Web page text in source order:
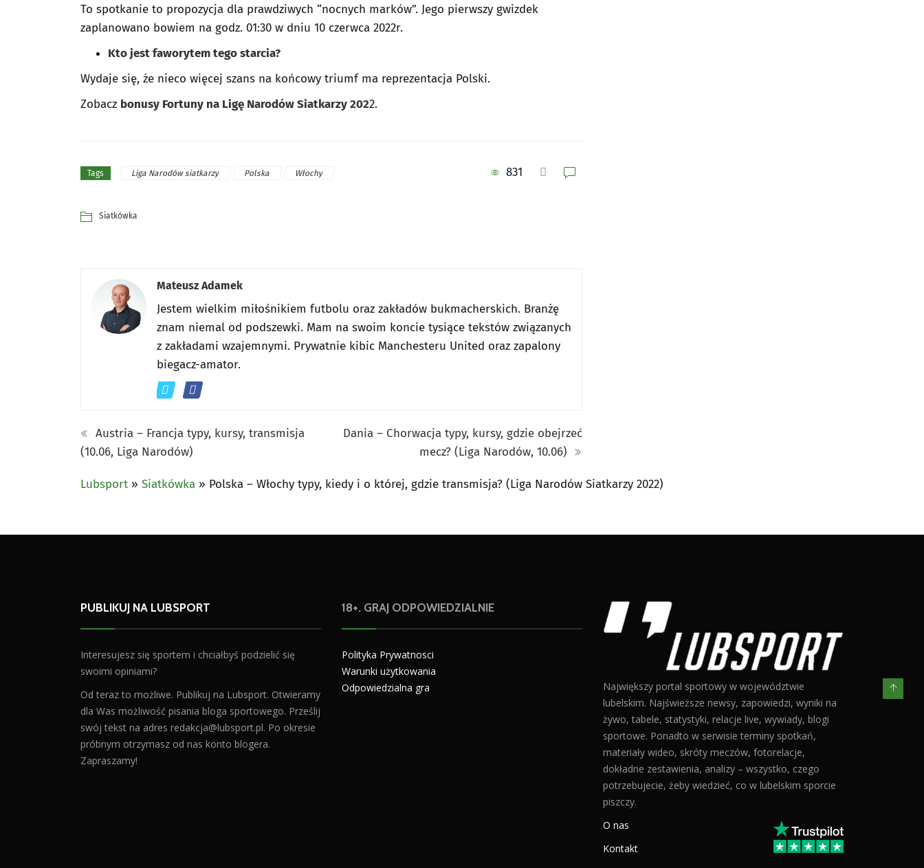
To spotkanie to propozycja dla prawdziwych “nocnych marków”. Jego pierwszy gwizdek
zaplanowano bowiem na godz. 01:30 w dniu 10 czerwca 2022r.
Kto jest faworytem tego starcia?
Wydaje się, że nieco więcej szans na końcowy triumf ma reprezentacja Polski.
Zobacz bonusy Fortuny na Ligę Narodów Siatkarzy 2022.
Tags Liga Narodów siatkarzy Polska Włochy 831
Siatkówka
Mateusz Adamek
Jestem wielkim miłośnikiem futbolu oraz zakładów bukmacherskich. Branżę
znam niemal od podszewki. Mam na swoim koncie tysiące tekstów związanych
z zakładami wzajemnymi. Prywatnie kibic Manchesteru United oraz zapalony
biegacz-amator.
Austria – Francja typy, kursy, transmisja
(10.06, Liga Narodów)
Dania – Chorwacja typy, kursy, gdzie obejrzeć
mecz? (Liga Narodów, 10.06)
Lubsport » Siatkówka » Polska – Włochy typy, kiedy i o której, gdzie transmisja? (Liga Narodów Siatkarzy 2022)
PUBLIKUJ NA LUBSPORT
Interesujesz się sportem i chciałbyś podzielić się
swoimi opiniami?
Od teraz to możliwe. Publikuj na Lubsport. Otwieramy
dla Was możliwość pisania bloga sportowego. Prześlij
swój tekst na adres redakcja@lubsport.pl. Po okresie
próbnym otrzymasz od nas konto blogera.
Zapraszamy!
18+. GRAJ ODPOWIEDZIALNIE
Polityka Prywatnosci
Warunki użytkowania
Odpowiedzialna gra
Największy portal sportowy w województwie
lubelskim. Najświeższe newsy, zapowiedzi, wyniki na
żywo, tabele, statystyki, relacje live, wywiady, blogi
sportowe. Ponadto w serwisie terminy spotkań,
materiały wideo, skróty meczów, fotorelacje,
dokładne zestawienia, analizy – wszystko, czego
potrzebujecie, żeby wiedzieć, co w lubelskim sporcie
piszczy.
O nas
Kontakt